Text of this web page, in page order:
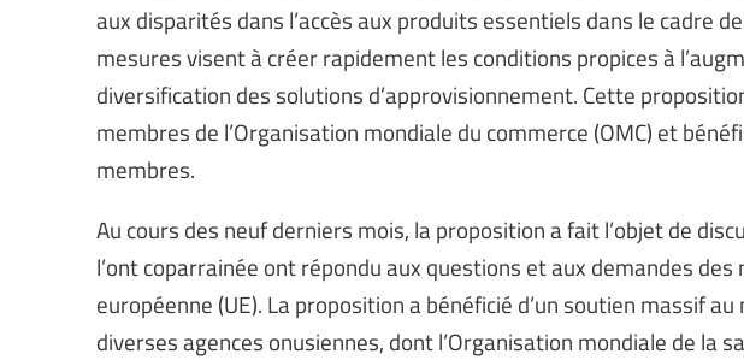
aux disparités dans l’accès aux produits essentiels dans le cadre
mesures visent à créer rapidement les conditions propices à
diversification des solutions d’approvisionnement. Cette
membres de l’Organisation mondiale du commerce (OMC) et
membres.
Au cours des neuf derniers mois, la proposition a fait l’objet de
l’ont coparrainée ont répondu aux questions et aux demandes des
européenne (UE). La proposition a bénéficié d’un soutien massif
diverses agences onusiennes, dont l’Organisation mondiale de la